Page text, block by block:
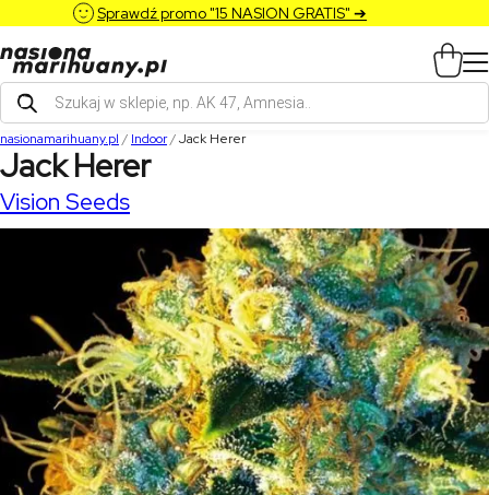
Sprawdź promo "15 NASION GRATIS" ➔
Wyszukiwarka
produktów
nasionamarihuany.pl / Indoor/Jack Herer
Jack Herer
Vision Seeds